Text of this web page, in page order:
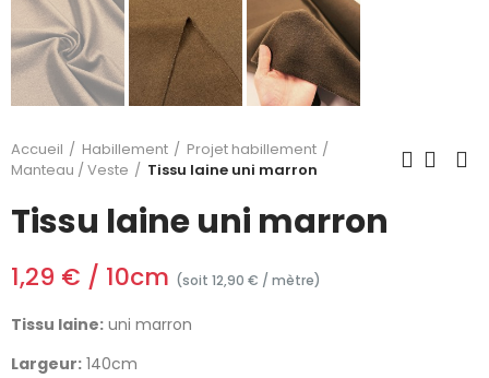
Accueil Habillement
Projet habillement
Manteau / Veste
Tissu laine uni marron
Tissu laine uni marron
1,29 € / 10cm (soit 12,90 € / mètre)
Tissu laine: uni marron
Largeur: 140cm